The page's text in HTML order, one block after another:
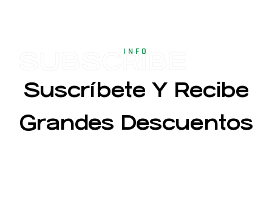
SUBSCRIBE
INFO
Suscríbete Y Recibe
Grandes Descuentos